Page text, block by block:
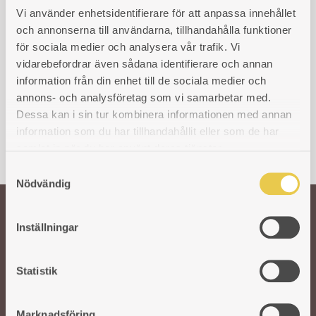
Vi använder enhetsidentifierare för att anpassa innehållet
och annonserna till användarna, tillhandahålla funktioner
för sociala medier och analysera vår trafik. Vi
vidarebefordrar även sådana identifierare och annan
information från din enhet till de sociala medier och
annons- och analysföretag som vi samarbetar med.
Dessa kan i sin tur kombinera informationen med annan
information som du har tillhandahållit eller som de har
a
Nödvändig
Inställningar
Statistik
Cisternjärn Skoglund
För vänstereldad spis
Art. nr: 460008101
1 423kr
Välkommen till oss!
Vår önskan är att hålla den svenska traditionen och hantverket kring
med utvalda svenska och utländska gjuterier. I vår moderna fabrik i Reftele